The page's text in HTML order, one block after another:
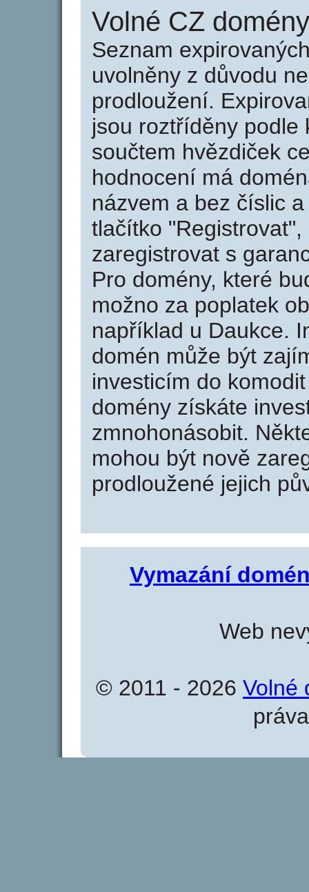
Volné CZ
Seznam
uvolněny z důvodu
prodloužení.
jsou roztříděny podle
součtem hvězdiček
hodnocení má
názvem a bez číslic
tlačítko
zaregistrovat s
Pro domény, které
možno za poplatek
například u Daukce.
domén může být
investicím do
domény získáte
zmnohonásobit.
mohou být nově
prodloužené jejich
Vymazání
Web
© 2011 - 2026 Volné